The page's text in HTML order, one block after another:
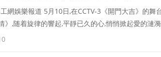
網娛樂報道 5月10日,在CCTV-3《開門大吉》的舞
》,随着旋律的響起,平靜已久的心,悄悄掀起愛的漣